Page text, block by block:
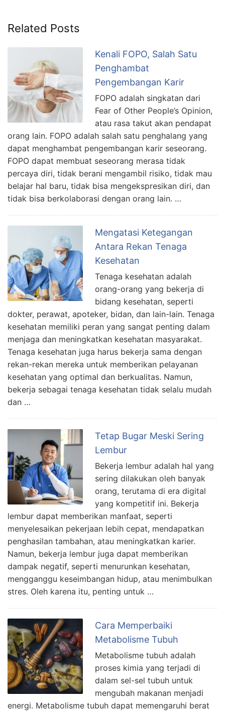
Related Posts
Kenali FOPO, Salah Satu
Penghambat
Pengembangan Karir
FOPO adalah singkatan dari
Fear of Other People’s Opinion,
atau rasa takut akan pendapat
orang lain. FOPO adalah salah satu penghalang yang
dapat menghambat pengembangan karir seseorang.
FOPO dapat membuat seseorang merasa tidak
percaya diri, tidak berani mengambil risiko, tidak mau
belajar hal baru, tidak bisa mengekspresikan diri, dan
tidak bisa berkolaborasi dengan orang lain. …
Mengatasi Ketegangan
Antara Rekan Tenaga
Kesehatan
Tenaga kesehatan adalah
orang-orang yang bekerja di
bidang kesehatan, seperti
dokter, perawat, apoteker, bidan, dan lain-lain. Tenaga
kesehatan memiliki peran yang sangat penting dalam
menjaga dan meningkatkan kesehatan masyarakat.
Tenaga kesehatan juga harus bekerja sama dengan
rekan-rekan mereka untuk memberikan pelayanan
kesehatan yang optimal dan berkualitas. Namun,
bekerja sebagai tenaga kesehatan tidak selalu mudah
dan …
Tetap Bugar Meski Sering
Lembur
Bekerja lembur adalah hal yang
sering dilakukan oleh banyak
orang, terutama di era digital
yang kompetitif ini. Bekerja
lembur dapat memberikan manfaat, seperti
menyelesaikan pekerjaan lebih cepat, mendapatkan
penghasilan tambahan, atau meningkatkan karier.
Namun, bekerja lembur juga dapat memberikan
dampak negatif, seperti menurunkan kesehatan,
mengganggu keseimbangan hidup, atau menimbulkan
stres. Oleh karena itu, penting untuk …
Cara Memperbaiki
Metabolisme Tubuh
Metabolisme tubuh adalah
proses kimia yang terjadi di
dalam sel-sel tubuh untuk
mengubah makanan menjadi
energi. Metabolisme tubuh dapat memengaruhi berat